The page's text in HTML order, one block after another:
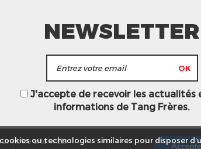
NEWSLETTER
J'accepte de recevoir les actualités
informations de Tang Frères.
ou technologies similaires pour disposer
notre site web.